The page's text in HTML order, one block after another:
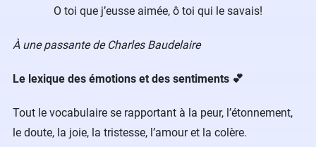
O toi que j’eusse aimée, ô toi qui le savais!
À une passante de Charles Baudelaire
Le lexique des émotions et des sentiments 💕
Tout le vocabulaire se rapportant à la peur, l’étonnement,
le doute, la joie, la tristesse, l’amour et la colère.